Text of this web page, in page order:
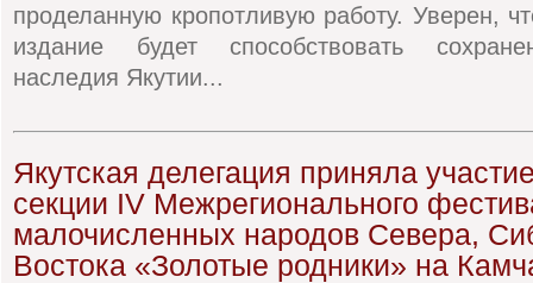
проделанную кропотливую работу. Уверен,
издание будет способствовать
наследия Якутии...
Якутская делегация приняла
секции IV Межрегионального
малочисленных народов Севера,
Востока «Золотые родники» на